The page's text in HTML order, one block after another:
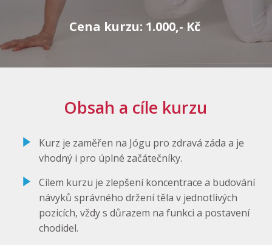
Cena kurzu: 1.000,- Kč
Obsah a cíle kurzu
Kurz je zaměřen na Jógu pro zdravá záda a je
vhodný i pro úplné začátečníky.
Cílem kurzu je zlepšení koncentrace a budování
návyků správného držení těla v jednotlivých
pozicích, vždy s důrazem na funkci a postavení
chodidel.